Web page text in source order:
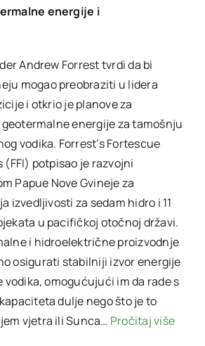
energije i
Andrew Forrest tvrdi da bi
mogao preobraziti u lidera
i otkrio je planove za
energije za tamošnju
vodika. Forrest’s Fortescue
potpisao je razvojni
Papue Nove Gvineje za
izvedljivosti za sedam hidro i 11
u pacifičkoj otočnoj državi.
i hidroelektrične proizvodnje
osigurati stabilniji izvor energije
omogućujući im da rade s
dulje nego što je to
vjetra ili Sunca… Pročitaj više